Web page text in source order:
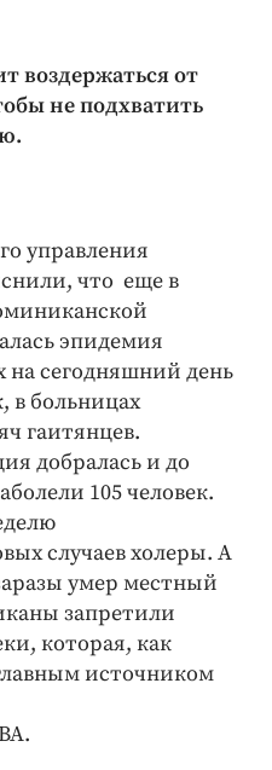
воздержаться от
не подхватить
управления
что еще в
эпидемия
сегодняшний день
в больницах
гаитянцев.
добралась и до
105 человек.
случаев холеры. А
умер местный
запретили
которая, как
источником